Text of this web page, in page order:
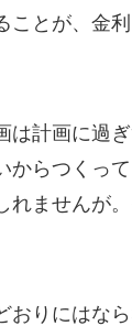
ことが、金
は計画に過
からつくっ
れませんが
おりにはな